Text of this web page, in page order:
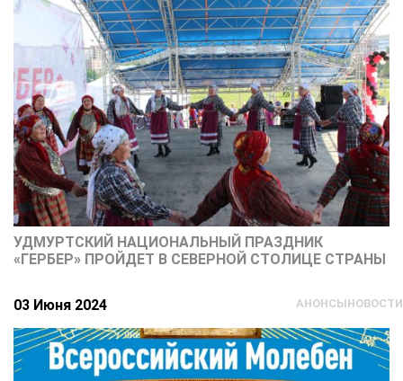
УДМУРТСКИЙ НАЦИОНАЛЬНЫЙ ПРАЗДНИК
«ГЕРБЕР» ПРОЙДЕТ В СЕВЕРНОЙ СТОЛИЦЕ СТРАНЫ
03 Июня 2024 АНОНСЫНОВОСТИ